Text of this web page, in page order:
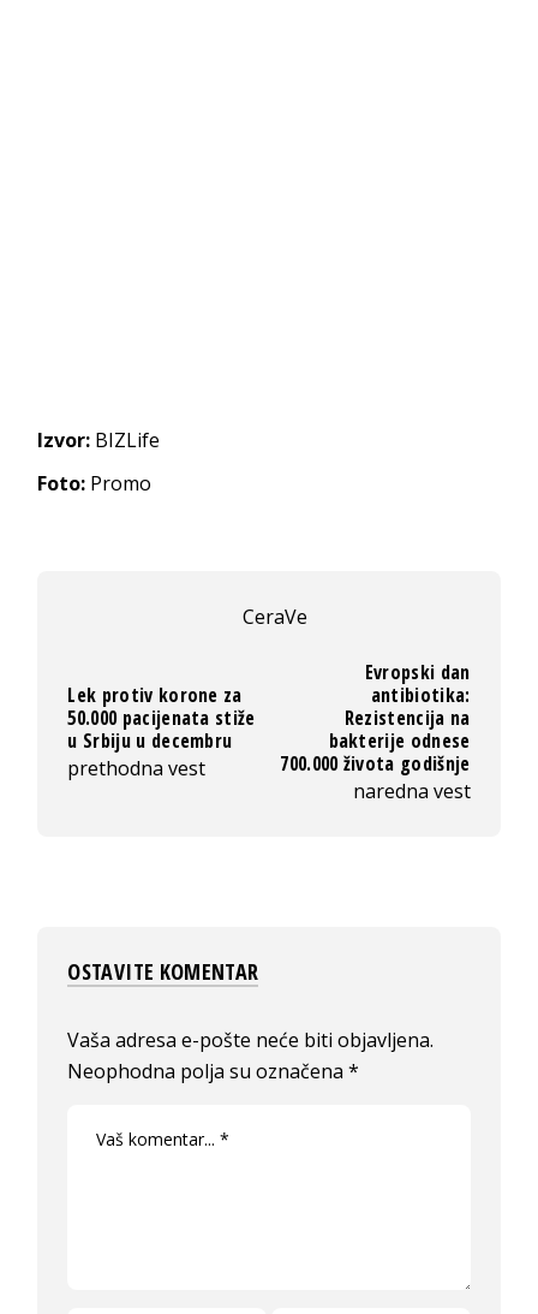
Izvor: BIZLife
Foto: Promo
CeraVe
Lek protiv korone za
50.000 pacijenata stiže
u Srbiju u decembru
prethodna vest
Evropski dan
antibiotika:
Rezistencija na
bakterije odnese
700.000 života godišnje
naredna vest
OSTAVITE KOMENTAR
Vaša adresa e-pošte neće biti objavljena.
Neophodna polja su označena*